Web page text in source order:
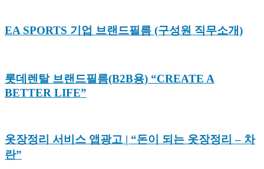
EA SPORTS 기업 브랜드필름 (구성원 직무소개)
롯데렌탈 브랜드필름(B2B용) “CREATE A
BETTER LIFE”
옷장정리 서비스 앱광고 | “돈이 되는 옷장정리 – 차
란”